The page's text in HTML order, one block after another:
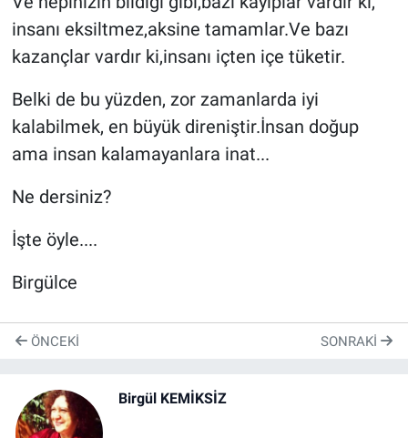
insanı eksiltmez,aksine tamamlar.Ve bazı
kazançlar vardır ki,insanı içten içe tüketir.
Belki de bu yüzden, zor zamanlarda iyi
kalabilmek, en büyük direniştir.İnsan doğup
ama insan kalamayanlara inat...
Ne dersiniz?
İşte öyle....
Birgülce
ÖNCEKI SONRAKI
Birgül KEMİKSİZ